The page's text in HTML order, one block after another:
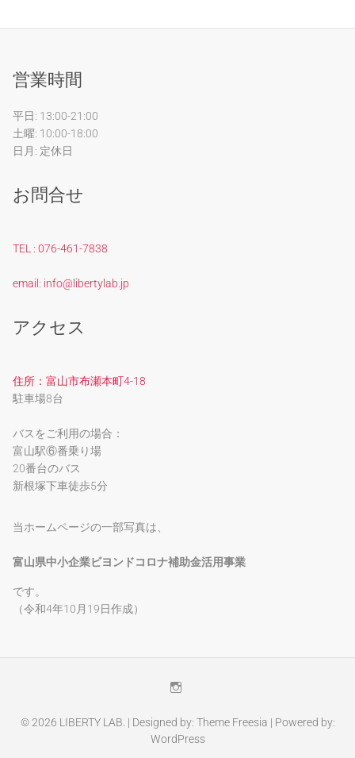
営業時間
平日: 13:00-21:00
土曜: 10:00-18:00
日月: 定休日
お問合せ
TEL : 076-461-7838
email: info@libertylab.jp
アクセス
住所：富山市布瀬本町4-18
駐車場8台
バスをご利用の場合：
富山駅⑥番乗り場
20番台のバス
新根塚下車徒歩5分
当ホームページの一部写真は、
富山県中小企業ビヨンドコロナ補助金活用事業
です。
（令和4年10月19日作成）
Instagram
© 2026 LIBERTY LAB. | Designed by: Theme Freesia | Powered by:
WordPress